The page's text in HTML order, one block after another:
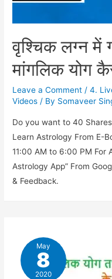
वृश्चिक लग्न में
मांगलिक योग
Leave a Comment /4.
Videos / By Somaveer
Do you want to 40
Learn Astrology From E-
11:00 AM to 6:00 PM For
Astrology App” From
& Feedback.
May
8
2020